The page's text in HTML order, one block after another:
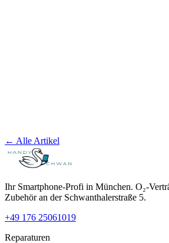
← Alle Artikel
Ihr Smartphone-Profi in München. O₂-
Zubehör an der Schwanthalerstraße 5.
+49 176 25061019
Reparaturen